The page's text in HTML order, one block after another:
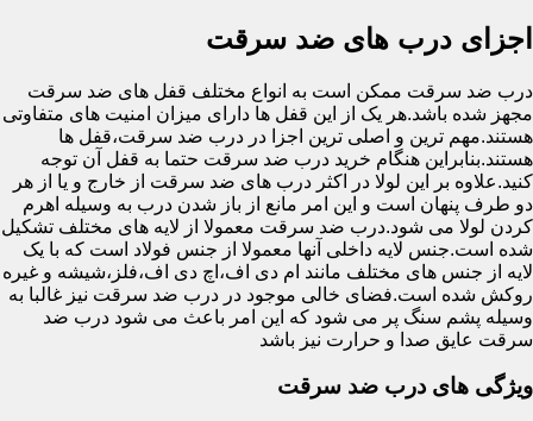
اجزای درب های ضد سرقت
درب ضد سرقت ممکن است به انواع مختلف قفل های ضد سرقت
مجهز شده باشد.هر یک از این قفل ها دارای میزان امنیت های متفاوتی
هستند.مهم ترین و اصلی ترین اجزا در درب ضد سرقت،قفل ها
هستند.بنابراین هنگام خرید درب ضد سرقت حتما به قفل آن توجه
کنید.علاوه بر این لولا در اکثر درب های ضد سرقت از خارج و یا از هر
دو طرف پنهان است و این امر مانع از باز شدن درب به وسیله اهرم
کردن لولا می شود.درب ضد سرقت معمولا از لایه های مختلف تشکیل
شده است.جنس لایه داخلی آنها معمولا از جنس فولاد است که با یک
لایه از جنس های مختلف مانند ام دی اف،اچ دی اف،فلز،شیشه و غیره
روکش شده است.فضای خالی موجود در درب ضد سرقت نیز غالبا به
وسیله پشم سنگ پر می شود که این امر باعث می شود درب ضد
سرقت عایق صدا و حرارت نیز باشد
ویژگی های درب ضد سرقت